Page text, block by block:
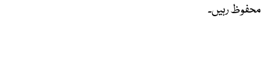
محفوظ رہیں۔